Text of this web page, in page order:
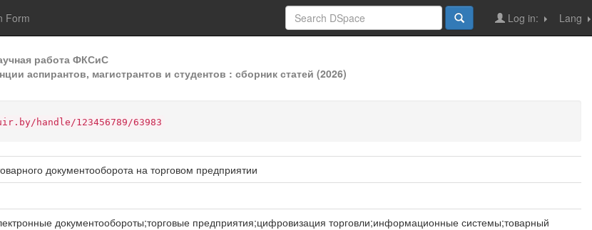
Form Lang
Log in:
работа ФКСиС
аспирантов, магистрантов и студентов : сборник статей (2026)
handle/123456789/63983
документооборота на торговом предприятии
документообороты;торговые предприятия;цифровизация торговли;информационные системы;товарный